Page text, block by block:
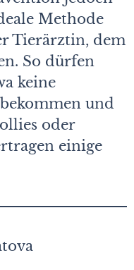
Methode
Tierärztin, dem
So dürfen
keine
und
oder
einige